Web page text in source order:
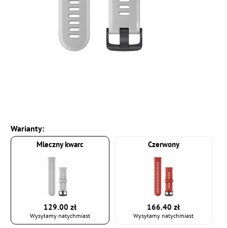
Warianty:
Mleczny kwarc
129.00 zł
Wysyłamy natychmiast
Czerwony
166.40 zł
Wysyłamy natychmiast